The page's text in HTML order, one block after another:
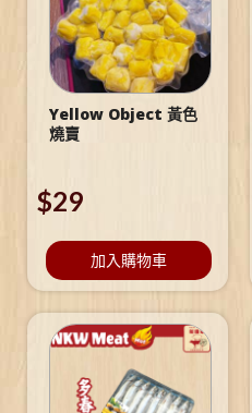
Yellow Object 黃色
燒賣
$29
加入購物車